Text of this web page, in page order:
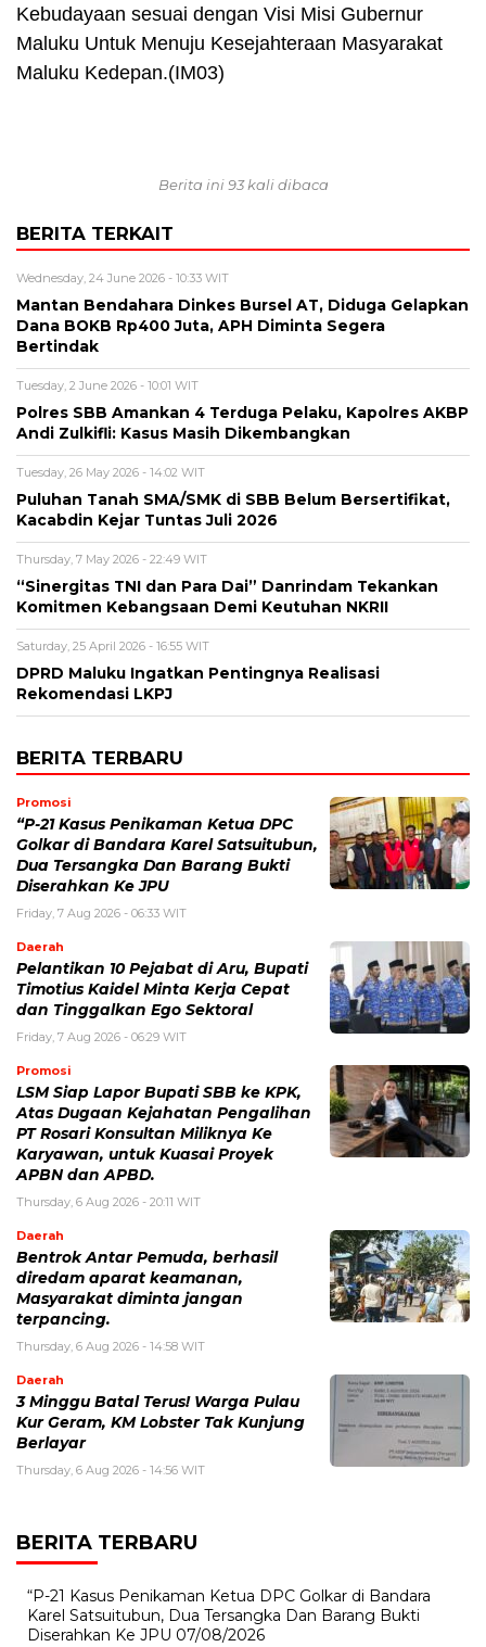
Kebudayaan sesuai dengan Visi Misi Gubernur
Maluku Untuk Menuju Kesejahteraan Masyarakat
Maluku Kedepan.(IM03)
Berita ini 93 kali dibaca
BERITA TERKAIT
Wednesday, 24 June 2026 - 10:33 WIT
Mantan Bendahara Dinkes Bursel AT, Diduga Gelapkan
Dana BOKB Rp400 Juta, APH Diminta Segera
Bertindak
Tuesday, 2 June 2026 - 10:01 WIT
Polres SBB Amankan 4 Terduga Pelaku, Kapolres AKBP
Andi Zulkifli: Kasus Masih Dikembangkan
Tuesday, 26 May 2026 - 14:02 WIT
Puluhan Tanah SMA/SMK di SBB Belum Bersertifikat,
Kacabdin Kejar Tuntas Juli 2026
Thursday, 7 May 2026 - 22:49 WIT
“Sinergitas TNI dan Para Dai” Danrindam Tekankan
Komitmen Kebangsaan Demi Keutuhan NKRII ‎
Saturday, 25 April 2026 - 16:55 WIT
DPRD Maluku Ingatkan Pentingnya Realisasi
Rekomendasi LKPJ
BERITA TERBARU
Promosi
“P-21 Kasus Penikaman Ketua DPC
Golkar di Bandara Karel Satsuitubun,
Dua Tersangka Dan Barang Bukti
Diserahkan Ke JPU
Friday, 7 Aug 2026 - 06:33 WIT
Daerah
Pelantikan 10 Pejabat di Aru, Bupati
Timotius Kaidel Minta Kerja Cepat
dan Tinggalkan Ego Sektoral
Friday, 7 Aug 2026 - 06:29 WIT
Promosi
LSM Siap Lapor Bupati SBB ke KPK,
Atas Dugaan Kejahatan Pengalihan
PT Rosari Konsultan Miliknya Ke
Karyawan, untuk Kuasai Proyek
APBN dan APBD.
Thursday, 6 Aug 2026 - 20:11 WIT
Daerah
Bentrok Antar Pemuda, berhasil
diredam aparat keamanan,
Masyarakat diminta jangan
terpancing.
Thursday, 6 Aug 2026 - 14:58 WIT
Daerah
3 Minggu Batal Terus! Warga Pulau
Kur Geram, KM Lobster Tak Kunjung
Berlayar
Thursday, 6 Aug 2026 - 14:56 WIT
BERITA TERBARU
“P-21 Kasus Penikaman Ketua DPC Golkar di Bandara
Karel Satsuitubun, Dua Tersangka Dan Barang Bukti
Diserahkan Ke JPU 07/08/2026